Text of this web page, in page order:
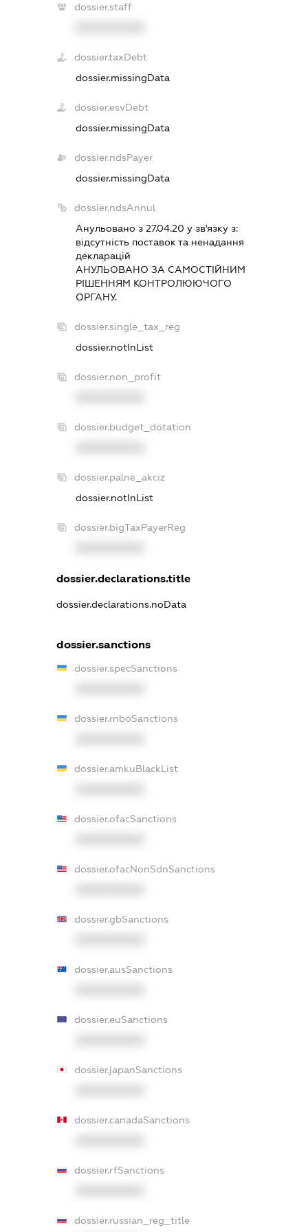
dossier.staff
dossier.taxDebt
dossier.missingData
dossier.esvDebt
dossier.missingData
dossier.ndsPayer
dossier.missingData
dossier.ndsAnnul
Анульовано з 27.04.20 у зв'язку з:
вiдсутнiсть поставок та ненадання
декларацiй
АНУЛЬОВАНО ЗА САМОСТIЙНИМ
РIШЕННЯМ КОНТРОЛЮЮЧОГО
ОРГАНУ.
dossier.single_tax_reg
dossier.notInList
dossier.non_profit
dossier.budget_dotation
dossier.palne_akciz
dossier.notInList
dossier.bigTaxPayerReg
dossier.declarations.title
dossier.declarations.noData
dossier.sanctions
dossier.specSanctions
dossier.rnboSanctions
dossier.amkuBlackList
dossier.ofacSanctions
dossier.ofacNonSdnSanctions
dossier.gbSanctions
dossier.ausSanctions
dossier.euSanctions
dossier.japanSanctions
dossier.canadaSanctions
dossier.rfSanctions
dossier.russian_reg_title